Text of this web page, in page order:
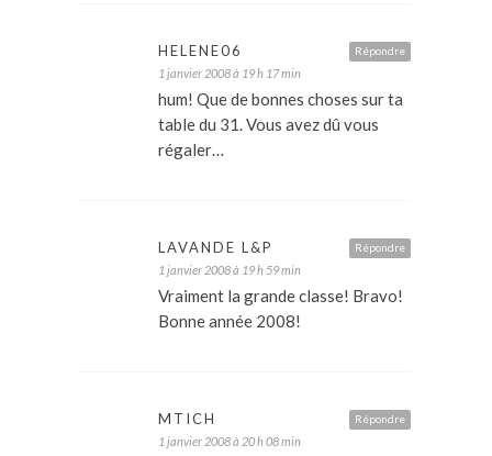
Répondre
HELENE06
1 janvier 2008 à 19 h 17 min
hum! Que de bonnes choses sur ta
table du 31. Vous avez dû vous
régaler…
Répondre
LAVANDE L&P
1 janvier 2008 à 19 h 59 min
Vraiment la grande classe! Bravo!
Bonne année 2008!
Répondre
MTICH
1 janvier 2008 à 20 h 08 min